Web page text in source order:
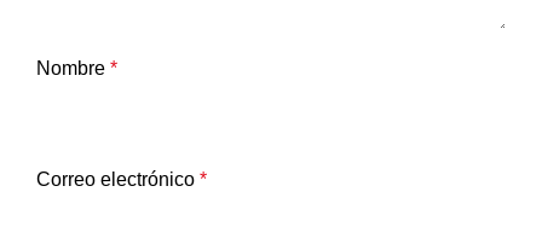
Nombre *
Correo electrónico *